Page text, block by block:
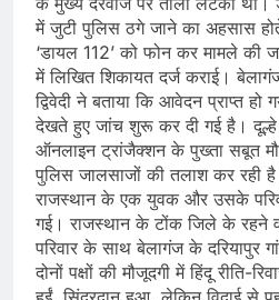
में जुटी पुलिस ​ठगे जाने का अहसास
‘डायल 112’ को फोन कर मामले की
में लिखित शिकायत दर्ज कराई।
द्विवेदी ने बताया कि आवेदन प्राप्त हो
देखते हुए जांच शुरू कर दी गई है। दूल्हे
ऑनलाइन ट्रांजैक्शन के पुख्ता सबूत
पुलिस जालसाजों की तलाश कर रही
राजस्थान के एक युवक और उसके
गई। राजस्थान के टोंक जिले के रहने
परिवार के साथ बेलागंज के दरियापुर
दोनों पक्षों की मौजूदगी में हिंदू रीति-